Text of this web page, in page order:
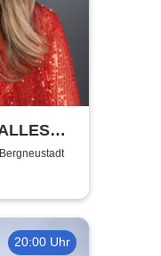
20:00 Uhr